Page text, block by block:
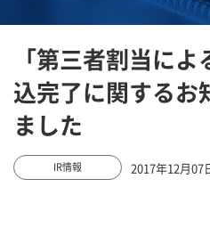
「第三者割当に
込完了に関するお
ました
IR情報 2017年12月07